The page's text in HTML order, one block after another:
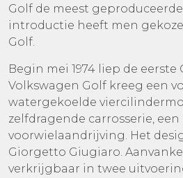
Golf de meest
introductie heeft men
Golf.
Begin mei 1974 liep de eerste
Volkswagen Golf kreeg een
watergekoelde
zelfdragende carrosserie,
voorwielaandrijving. Het
Giorgetto Giugiaro.
verkrijgbaar in twee